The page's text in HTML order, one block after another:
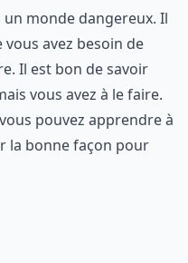
monde dangereux. Il
avez besoin de
Il est bon de savoir
vous avez à le faire.
pouvez apprendre à
la bonne façon pour